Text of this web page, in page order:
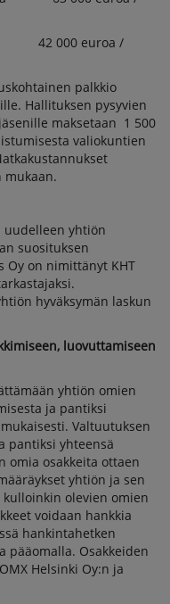
euroa /
palkkio
Hallituksen pysyvien
maksetaan 1 500
valiokuntien
mukaan.
uudelleen yhtiön
suosituksen
Oy on nimittänyt KHT
hyväksymän laskun
luovuttamiseen
yhtiön omien
ja pantiksi
Valtuutuksen
pantiksi yhteensä
omia osakkeita ottaen
yhtiön ja sen
olevien omien
voidaan hankkia
hankintahetken
pääomalla. Osakkeiden
Helsinki Oy:n ja